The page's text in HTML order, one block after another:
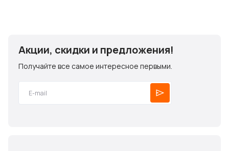
Акции, скидки и предложения!
Получайте все самое интересное первыми.